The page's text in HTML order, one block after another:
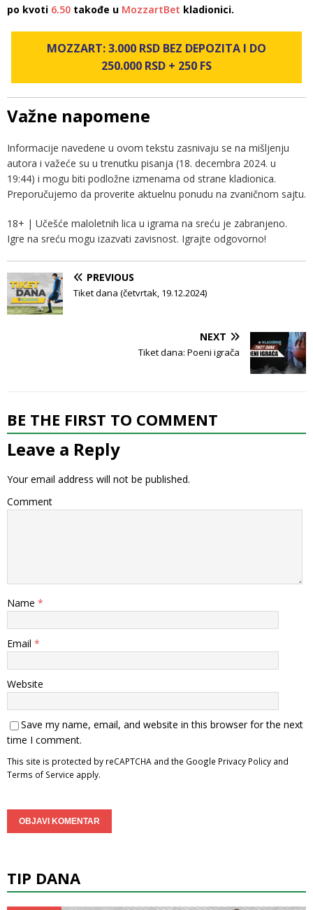
po kvoti 6.50 takođe u MozzartBet kladionici.
MOZZART: 3.000 RSD BEZ DEPOZITA I DO
250.000 RSD + 250 FS
Važne napomene
Informacije navedene u ovom tekstu zasnivaju se na mišljenju
autora i važeće su u trenutku pisanja (18. decembra 2024. u
19:44) i mogu biti podložne izmenama od strane kladionica.
Preporučujemo da proverite aktuelnu ponudu na zvaničnom sajtu.
18+ | Učešće maloletnih lica u igrama na sreću je zabranjeno.
Igre na sreću mogu izazvati zavisnost. Igrajte odgovorno!
PREVIOUS
Tiket dana (četvrtak, 19.12.2024)
NEXT
Tiket dana: Poeni igrača
BE THE FIRST TO COMMENT
Leave a Reply
Your email address will not be published.
Comment
Name *
Email *
Website
Save my name, email, and website in this browser for the next
time I comment.
This site is protected by reCAPTCHA and the Google Privacy Policy and
Terms of Service apply.
TIP DANA